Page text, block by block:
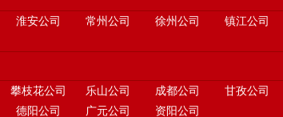
淮安公司 常州公司 徐州公司 镇江公司
攀枝花公司 乐山公司 成都公司 甘孜公司
德阳公司 广元公司 资阳公司